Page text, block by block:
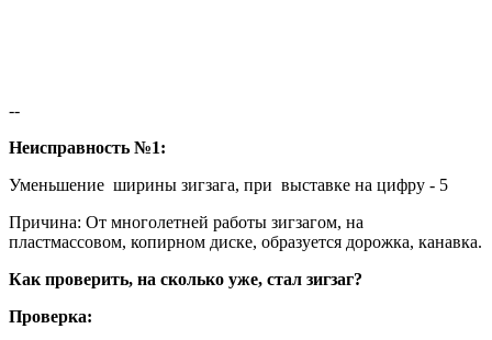
--
Неисправность №1:
Уменьшение ширины зигзага, при выставке на цифру - 5
Причина: От многолетней работы зигзагом, на
пластмассовом, копирном диске, образуется дорожка, канавка.
Как проверить, на сколько уже, стал зигзаг?
Проверка: